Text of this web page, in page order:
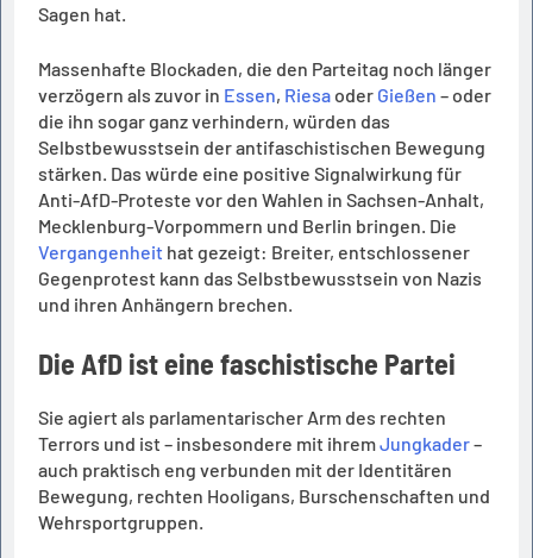
Sagen hat.
Massenhafte Blockaden, die den Parteitag noch länger
verzögern als zuvor in Essen, Riesa oder Gießen – oder
die ihn sogar ganz verhindern, würden das
Selbstbewusstsein der antifaschistischen Bewegung
stärken. Das würde eine positive Signalwirkung für
Anti-AfD-Proteste vor den Wahlen in Sachsen-Anhalt,
Mecklenburg-Vorpommern und Berlin bringen. Die
Vergangenheit hat gezeigt: Breiter, entschlossener
Gegenprotest kann das Selbstbewusstsein von Nazis
und ihren Anhängern brechen.
Die AfD ist eine faschistische Partei
Sie agiert als parlamentarischer Arm des rechten
Terrors und ist – insbesondere mit ihremJungkader–
auch praktisch eng verbunden mit der Identitären
Bewegung, rechten Hooligans, Burschenschaften und
Wehrsportgruppen.